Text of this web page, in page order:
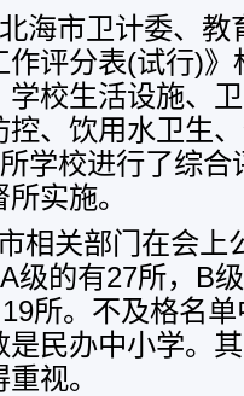
海市卫计委、教
评分表(试行)
校生活设施、
、饮用水卫生
学校进行了综合
实施。
相关部门在会上
级的有27所，B
所。不及格名
民办中小学。
视。